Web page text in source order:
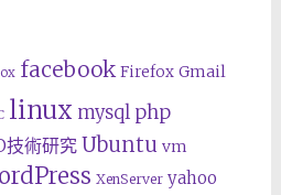
facebook Firefox Gmail
linux mysql php
技術研究 Ubuntu vm
XenServer yahoo